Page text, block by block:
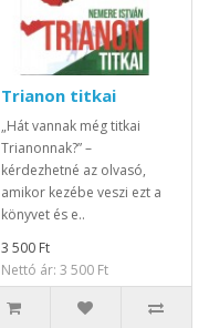
Trianon titkai
„Hát vannak még titkai
Trianonnak?” –
kérdezhetné az olvasó,
amikor kezébe veszi ezt a
könyvet és e..
3 500 Ft
Nettó ár: 3 500 Ft